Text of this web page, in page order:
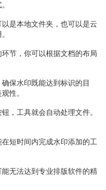
是本地文件夹，也可以是云
节，你可以根据文档的布局
保水印既能达到标识的目
性。
，工具就会自动处理文件。
短时间内完成水印添加的工
无法达到专业排版软件的精